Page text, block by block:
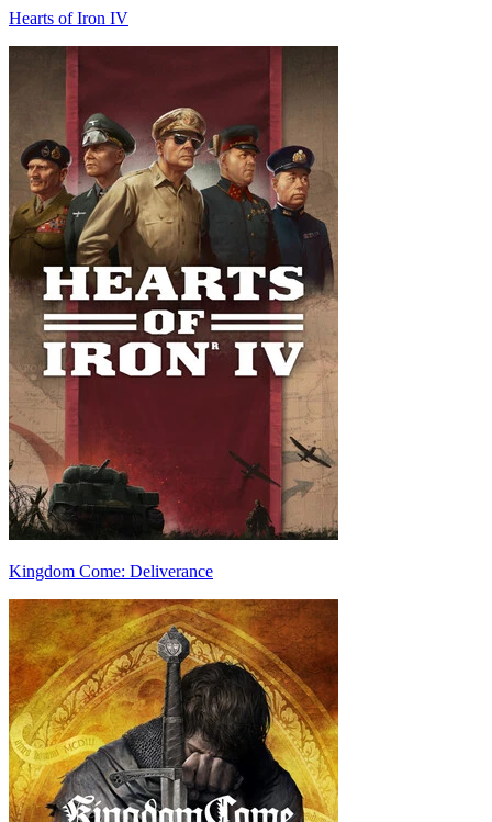
Hearts of Iron IV
Kingdom Come: Deliverance